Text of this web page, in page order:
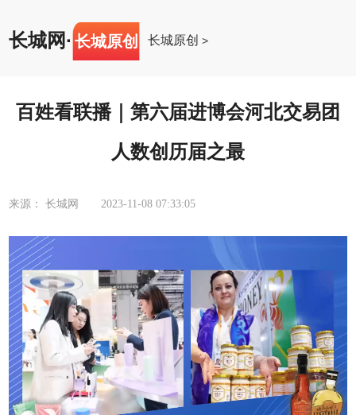
长城网· 长城原创 长城原创 >
百姓看联播｜第六届进博会河北交易团
人数创历届之最
来源： 长城网 2023-11-08 07:33:05